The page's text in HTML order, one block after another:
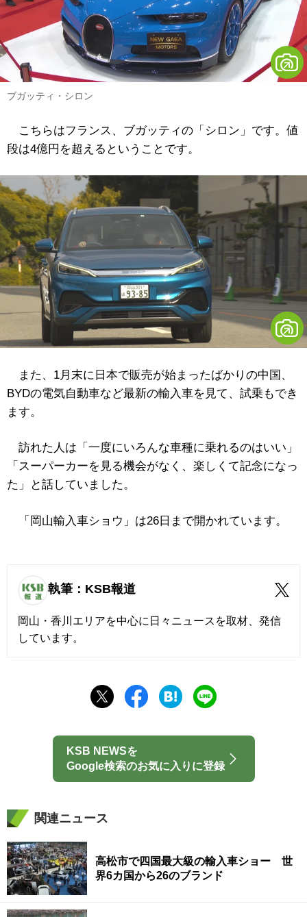
ブガッティ・シロン
こちらはフランス、ブガッティの「シロン」です。値
段は4億円を超えるということです。
また、1月末に日本で販売が始まったばかりの中国、
BYDの電気自動車など最新の輸入車を見て、試乗もでき
ます。
訪れた人は「一度にいろんな車種に乗れるのはいい」
「スーパーカーを見る機会がなく、楽しくて記念になっ
た」と話していました。
「岡山輸入車ショウ」は26日まで開かれています。
執筆：KSB報道
岡山・香川エリアを中心に日々ニュースを取材、発信
しています。
KSB NEWSを
Google検索のお気に入りに登録
関連ニュース
高松市で四国最大級の輸入車ショー 世
界6カ国から26のブランド